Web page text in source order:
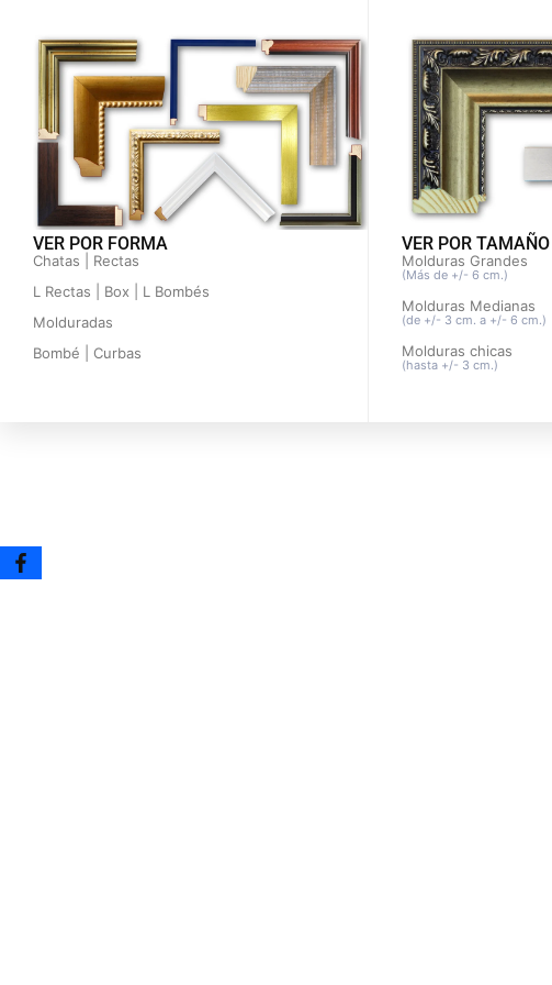
VER POR FORMA
Chatas | Rectas
L Rectas | Box | L Bombés
Molduradas
Bombé | Curbas
VER POR TAMAÑO
Molduras Grandes
(Más de +/- 6 cm.)
Molduras Medianas
(de +/- 3 cm. a +/- 6 cm.)
Molduras chicas
(hasta +/- 3 cm.)